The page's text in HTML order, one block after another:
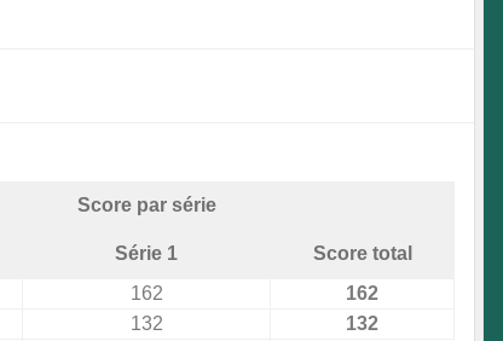
Score par série
Série 1
Score total
162
162
132
132